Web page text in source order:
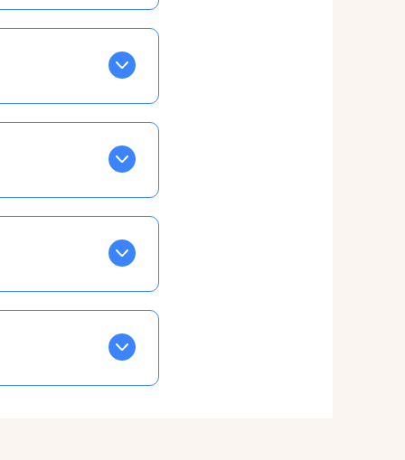
taux horaire
confirmations par
ce qui ne vous
à cet effet
à tous, partout,